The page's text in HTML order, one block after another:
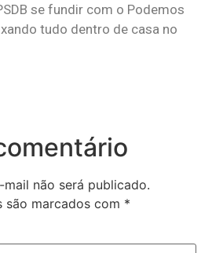
se fundir com o Podemos
tudo dentro de casa no
não será publicado.
marcados com *